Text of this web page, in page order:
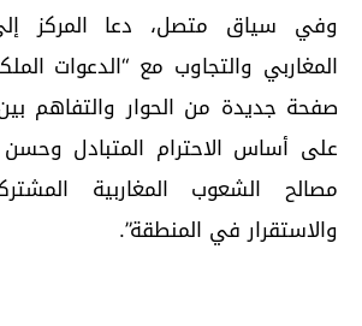
وفي سياق متصل، دعا المركز
المغاربي والتجاوب مع “الدعوات
صفحة جديدة من الحوار والتفاهم بين
على أساس الاحترام المتبادل وحسن
مصالح الشعوب المغاربية
والاستقرار في المنطقة”.